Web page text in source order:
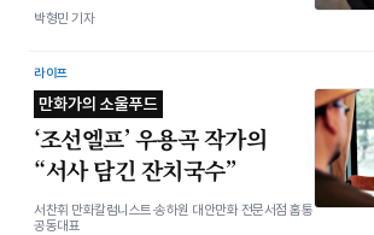
박형민 기자
라이프
만화가의 소울푸드
‘조선엘프’ 우용곡 작가의
“서사 담긴 잔치국수”
서찬휘 만화칼럼니스트·송하원 대안만화 전문서점 홈통
공동대표